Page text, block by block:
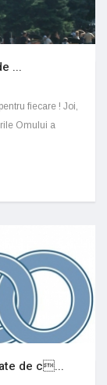
...
fiecare ! Joi,
Omului a
de c...